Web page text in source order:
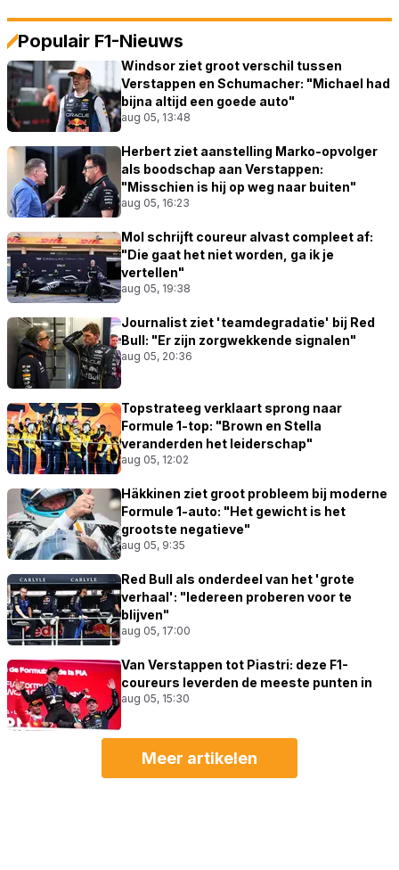
Populair F1-Nieuws
Windsor ziet groot verschil tussen
Verstappen en Schumacher: "Michael had
bijna altijd een goede auto"
aug 05, 13:48
Herbert ziet aanstelling Marko-opvolger
als boodschap aan Verstappen:
"Misschien is hij op weg naar buiten"
aug 05, 16:23
Mol schrijft coureur alvast compleet af:
"Die gaat het niet worden, ga ik je
vertellen"
aug 05, 19:38
Journalist ziet 'teamdegradatie' bij Red
Bull: "Er zijn zorgwekkende signalen"
aug 05, 20:36
Topstrateeg verklaart sprong naar
Formule 1-top: "Brown en Stella
veranderden het leiderschap"
aug 05, 12:02
Häkkinen ziet groot probleem bij moderne
Formule 1-auto: "Het gewicht is het
grootste negatieve"
aug 05, 9:35
Red Bull als onderdeel van het 'grote
verhaal': "Iedereen proberen voor te
blijven"
aug 05, 17:00
Van Verstappen tot Piastri: deze F1-
coureurs leverden de meeste punten in
aug 05, 15:30
Meer artikelen